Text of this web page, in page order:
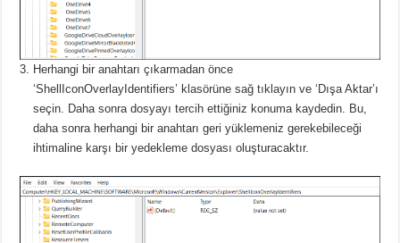
Herhangi bir anahtarı çıkarmadan önce
‘ShellIconOverlayIdentifiers’ klasörüne sağ tıklayın ve ‘Dışa Aktar’ı
seçin. Daha sonra dosyayı tercih ettiğiniz konuma kaydedin. Bu,
daha sonra herhangi bir anahtarı geri yüklemeniz gerekebileceği
ihtimaline karşı bir yedekleme dosyası oluşturacaktır.